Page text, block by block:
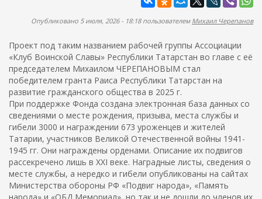
и
с
к
а
Опубликовано 5 июля, 2026 - 18:18 пользователем Михаил Черепанов
Проект под таким названием рабочей группы Ассоциации
«Клуб Воинской Славы» Республики Татарстан во главе с её
председателем Михаилом ЧЕРЕПАНОВЫМ стал
победителем гранта Раиса Республики Татарстан на
развитие гражданского общества в 2025 г.
При поддержке Фонда создана электронная база данных со
сведениями о месте рождения, призыва, места службы и
гибели 3000 и награждении 673 уроженцев и жителей
Татарии, участников Великой Отечественной войны 1941-
1945 гг. Они награждены орденами. Описание их подвигов
рассекречено лишь в XXI веке. Наградные листы, сведения о
месте службы, а нередко и гибели опубликованы на сайтах
Министерства обороны РФ «Подвиг народа», «Память